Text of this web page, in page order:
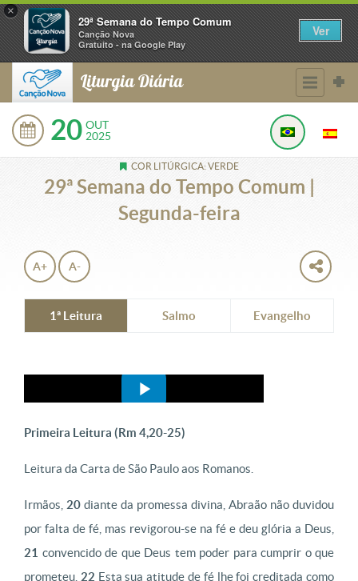
×
29ª Semana do Tempo Comum
Canção Nova
Gratuito - na Google Play
Ver
Liturgia Diária
20 OUT
2025
COR LITÚRGICA: VERDE
29ª Semana do Tempo Comum |
Segunda-feira
A+ A-
1ª Leitura Salmo Evangelho
Primeira Leitura (Rm 4,20-25)
Leitura da Carta de São Paulo aos Romanos.
Irmãos, 20 diante da promessa divina, Abraão não duvidou
por falta de fé, mas revigorou-se na fé e deu glória a Deus,
21 convencido de que Deus tem poder para cumprir o que
prometeu. 22 Esta sua atitude de fé lhe foi creditada como